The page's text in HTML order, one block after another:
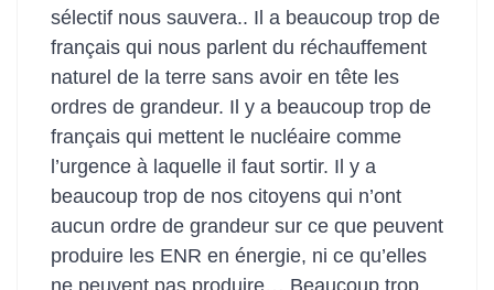
sélectif nous sauvera.. Il a beaucoup trop de
français qui nous parlent du réchauffement
naturel de la terre sans avoir en tête les
ordres de grandeur. Il y a beaucoup trop de
français qui mettent le nucléaire comme
l’urgence à laquelle il faut sortir. Il y a
beaucoup trop de nos citoyens qui n’ont
aucun ordre de grandeur sur ce que peuvent
produire les ENR en énergie, ni ce qu’elles
ne peuvent pas produire… Beaucoup trop